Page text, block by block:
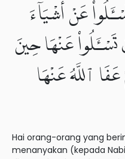
عَنْ أَشْيَآءَ
عَنْهَا حِينَ
ٱللَّهُ عَنْهَا
Hai orang-orang yang
menanyakan (kepada